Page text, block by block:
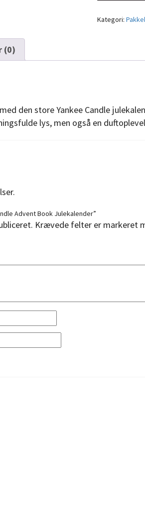
Kategori:
(0)
den store Yankee Candle
lys, men også en
Advent Book Julekalender”
Krævede felter er markeret